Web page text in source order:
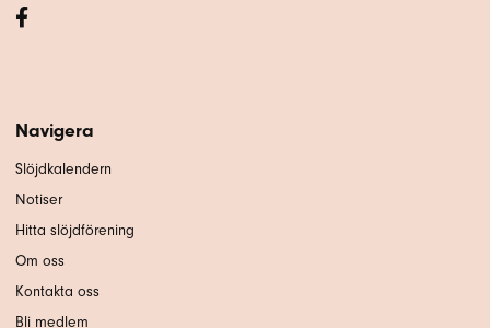
Navigera
Slöjdkalendern
Notiser
Hitta slöjdförening
Om oss
Kontakta oss
Bli medlem